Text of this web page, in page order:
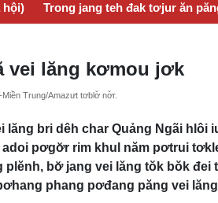
hội) Trong jang teh đak tơjur ăn
vei lăng kơmou jơk
Trung/Amazưt tơblơ̆ nơ̆r.
lăng bri dêh char Quảng Ngãi
pơgơ̆r rim khul năm pơtrui
bơ̆ jang vei lăng tŏk bŏk đei
phang pơđang păng vei